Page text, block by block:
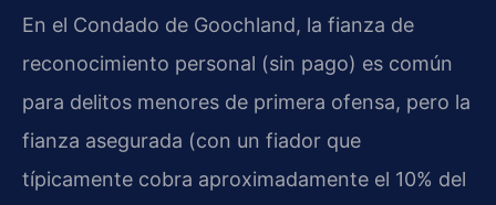
En el Condado de Goochland, la fianza de
reconocimiento personal (sin pago) es común
para delitos menores de primera ofensa, pero la
fianza asegurada (con un fiador que
típicamente cobra aproximadamente el 10% del